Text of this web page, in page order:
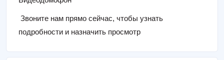
Звоните нам прямо сейчас, чтобы узнать
подробности и назначить просмотр